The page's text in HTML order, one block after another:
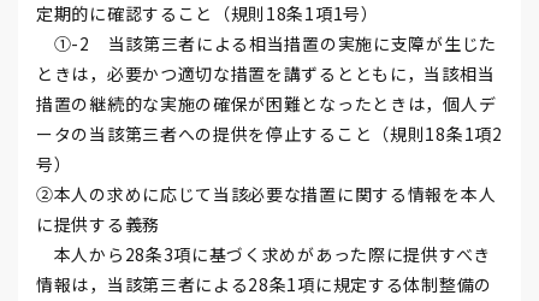
定期的に確認すること（規則18条1項1号）
①-2 当該第三者による相当措置の実施に支障が生じた
ときは，必要かつ適切な措置を講ずるとともに，当該相当
措置の継続的な実施の確保が困難となったときは，個人デ
ータの当該第三者への提供を停止すること（規則18条1項2
号）
②本人の求めに応じて当該必要な措置に関する情報を本人
に提供する義務
本人から28条3項に基づく求めがあった際に提供すべき
情報は，当該第三者による28条1項に規定する体制整備の